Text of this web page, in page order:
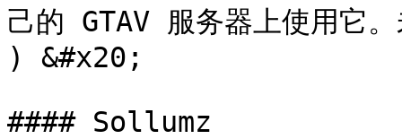
己的 GTAV 服务器上使用它
) &#x20;
#### Sollumz